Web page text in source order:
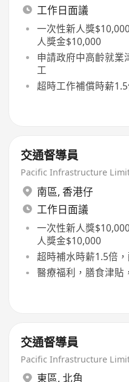
工作日面議
一次性新人獎
人獎金$10,000
申請政府中高齡就業
工
超時工作補償時薪
交通督導員
Pacific Infrastructure
南區, 香港仔
工作日面議
一次性新人獎
人獎金$10,000
超時補水時薪1.5倍
醫療福利，膳食津貼
交通督導員
Pacific Infrastructure
東區, 北角